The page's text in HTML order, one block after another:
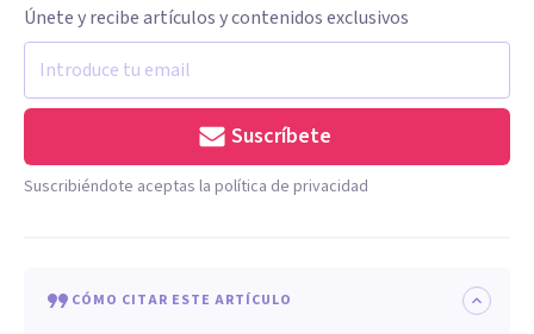
Únete y recibe artículos y contenidos exclusivos
Suscríbete
Suscribiéndote aceptas la política de privacidad
CÓMO CITAR ESTE ARTÍCULO